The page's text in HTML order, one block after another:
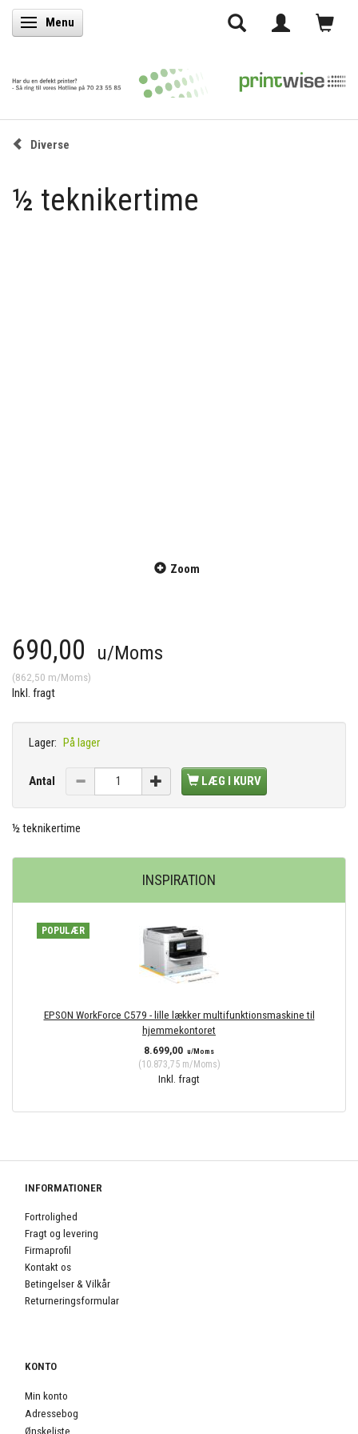
Skifte navigation
Menu
Diverse
½ teknikertime
Zoom
690,00 u/Moms
(862,50 m/Moms)
Inkl. fragt
Lager: På lager
Antal LÆG I KURV
½ teknikertime
INSPIRATION
POPULÆR
EPSON WorkForce C579 - lille lækker multifunktionsmaskine til
hjemmekontoret
8.699,00 u/Moms
(10.873,75m/Moms)
Inkl. fragt
INFORMATIONER
Fortrolighed
Fragt og levering
Firmaprofil
Kontakt os
Betingelser & Vilkår
Returneringsformular
KONTO
Min konto
Adressebog
Ønskeliste